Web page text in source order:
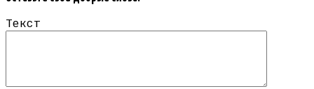
Текст